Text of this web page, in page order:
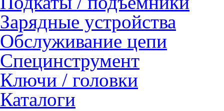
Зарядные устройства
Обслуживание цепи
Специнструмент
Ключи / головки
Каталоги